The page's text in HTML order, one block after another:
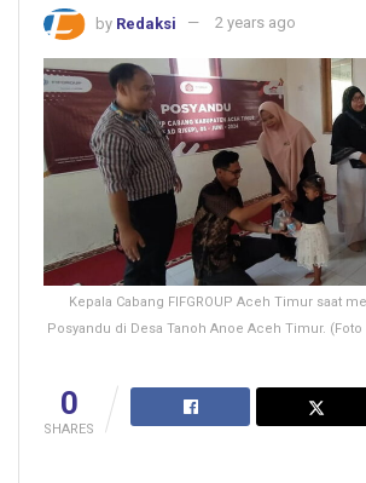
by Redaksi 2 years ago
Kepala Cabang FIFGROUP Aceh Timur saat
Posyandu di Desa Tanoh Anoe Aceh Timur. (Foto
0
SHARES